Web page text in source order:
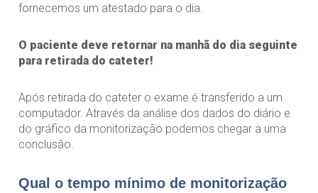
fornecemos um atestado para o dia.
O paciente deve retornar na manhã do dia seguinte
para retirada do cateter!
Após retirada do cateter o exame é transferido a um
computador. Através da análise dos dados do diário e
do gráfico da monitorização podemos chegar a uma
conclusão.
Qual o tempo mínimo de monitorização